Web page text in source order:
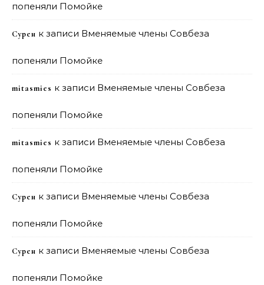
попеняли Помойке
Сурен к записи Вменяемые члены Совбеза
попеняли Помойке
mitasmies к записи Вменяемые члены Совбеза
попеняли Помойке
mitasmies к записи Вменяемые члены Совбеза
попеняли Помойке
Сурен к записи Вменяемые члены Совбеза
попеняли Помойке
Сурен к записи Вменяемые члены Совбеза
попеняли Помойке